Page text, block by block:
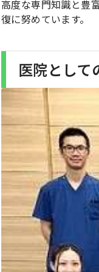
高度な専門知識と豊
復に努めています。
医院として